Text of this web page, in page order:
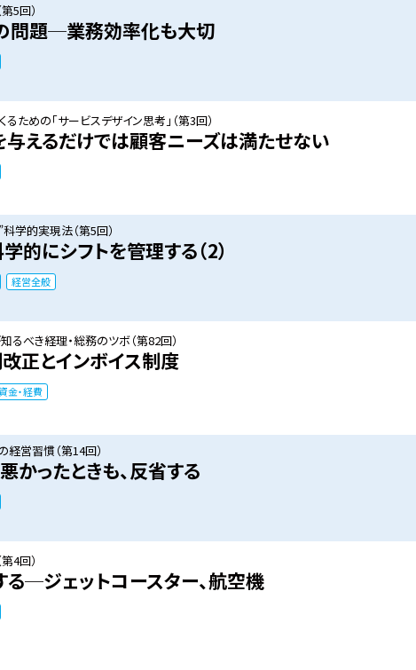
5回）
問題─業務効率化も大切
ための「サービスデザイン思考」（第3回）
与えるだけでは顧客ニーズは満たせない
学的実現法（第5回）
的にシフトを管理する（2）
経営全般
るべき経理・総務のツボ（第82回）
正とインボイス制度
金・経費
経営習慣（第14回）
かったときも、反省する
4回）
─ジェットコースター、航空機